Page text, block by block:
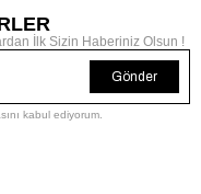
İlk Sizin Haberiniz Olsun !
Gönder
kabul ediyorum.